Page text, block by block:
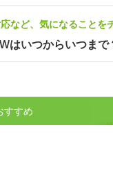
など、気になることを
はいつからいつまで
すすめ